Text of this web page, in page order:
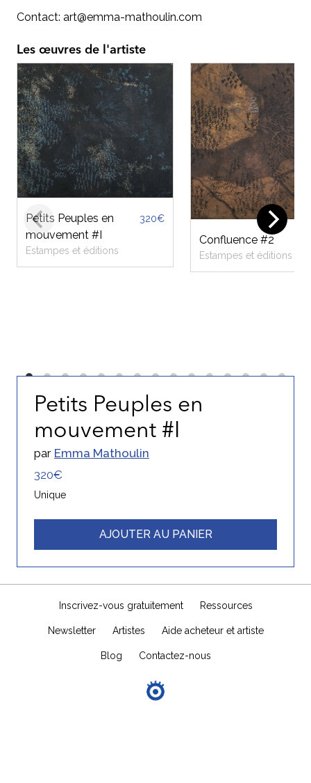
Contact: art@emma-mathoulin.com
Les œuvres de l'artiste
Petits Peuples en
mouvement #I
Estampes et éditions
320€
Confluence #2
Estampes et éditions
Petits Peuples en
mouvement #I
par Emma Mathoulin
320€
Unique
AJOUTER AU PANIER
Inscrivez-vous gratuitement Ressources
Newsletter Artistes Aide acheteur et artiste
Blog Contactez-nous